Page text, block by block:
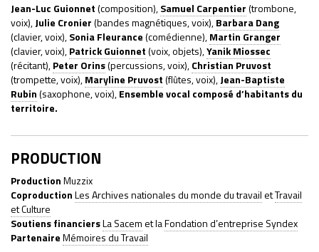
Jean-Luc Guionnet(composition),Samuel Carpentier(trombone,
voix),Julie Cronier(bandes magnétiques, voix),Barbara Dang
(clavier, voix),Sonia Fleurance(comédienne),Martin Granger
(clavier, voix),Patrick Guionnet(voix, objets),Yanik Miossec
(récitant),Peter Orins(percussions, voix),Christian Pruvost
(trompette, voix),Maryline Pruvost(flûtes, voix),Jean-Baptiste
Rubin(saxophone, voix),Ensemble vocal composé d’habitants du
territoire.
PRODUCTION
ProductionMuzzix
CoproductionLes Archives nationales du monde du travailetTravail
et Culture
Soutiens financiersLa Sacemet laFondation d’entreprise Syndex
PartenaireMémoires du Travail